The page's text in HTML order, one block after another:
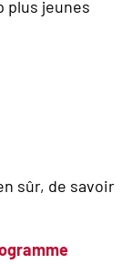
plus jeunes
sûr, de savoir